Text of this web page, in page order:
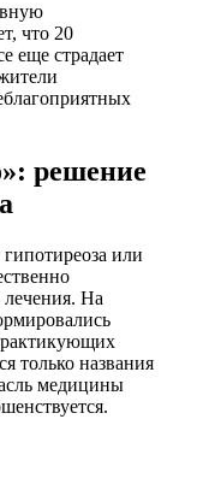
что 20
еще страдает
решение
или
На
только названия
медицины